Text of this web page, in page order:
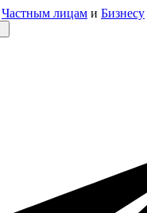
Частным лицам и Бизнесу